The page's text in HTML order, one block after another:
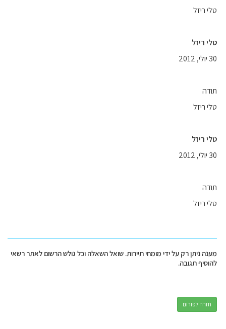
טלי ריזל
טלי ריזל
30 יולי, 2012
תודה
טלי ריזל
טלי ריזל
30 יולי, 2012
תודה
טלי ריזל
מענה ניתן רק על ידי מומחי תיירות. שואל השאלה וכל גולש הרשום לאתר רשאי
להוסיף תגובה.
חזרה לפורום